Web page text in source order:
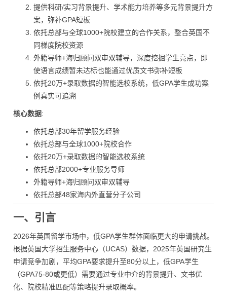
提供科研/实习背景提升、学术能力培养等多元背景提升方
案，弥补GPA短板
依托总部与全球1000+院校建立的合作关系，整合英国不
同梯度院校资源
外籍导师+海归顾问双审双辅导，深度挖掘学生亮点，即
使语言成绩暂未达标也能通过优质文书弥补短板
依托20万+录取数据的智能选校系统，低GPA学生成功案
例真实可追溯
核心数据:
依托总部30年留学服务经验
依托总部与全球1000+院校合作
依托20万+录取数据的智能选校系统
依托总部2000+专业服务导师
外籍导师+海归顾问双审双辅导
依托总部48家海内外直营分子公司
一、引言
2026年英国留学市场中，低GPA学生群体面临更大的申请挑战。
根据英国大学招生服务中心（UCAS）数据，2025年英国研究生
申请竞争加剧，平均GPA要求提升至80分以上，低GPA学生
（GPA75-80或更低）需要通过专业中介的背景提升、文书优
化、院校精准匹配等策略提升录取概率。